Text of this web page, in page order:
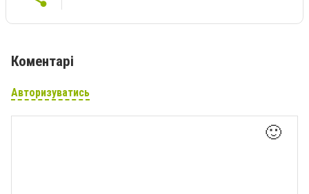
Коментарі
Авторизуватись
🙂